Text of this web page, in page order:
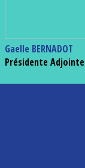
Gaelle BERNADOT
Présidente Adjointe